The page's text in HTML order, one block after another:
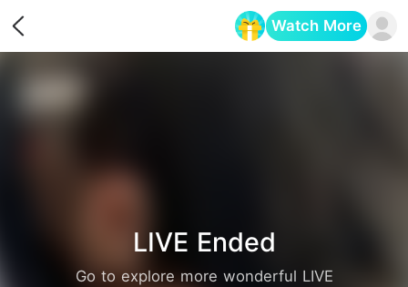
Watch More
LIVE Ended
Go to explore more wonderful LIVE